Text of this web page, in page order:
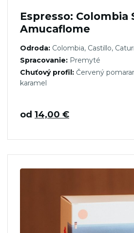
Espresso: Colombia
Amucaflome
Odroda: Colombia, Castillo,
Spracovanie: Premyté
Chuťový profil: Červený
karamel
od 14,00 €